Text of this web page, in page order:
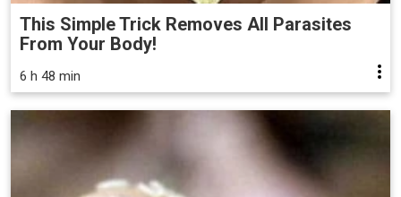
This Simple Trick Removes All Parasites
From Your Body!
6 h 48 min